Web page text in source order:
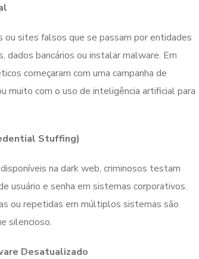
ou sites falsos que se passam por entidades
dados bancários ou instalar malware. Em
começaram com uma campanha de
muito com o uso de inteligência artificial para
Stuffing)
na dark web, criminosos testam
usuário e senha em sistemas corporativos.
ou repetidas em múltiplos sistemas são
silencioso.
Desatualizado